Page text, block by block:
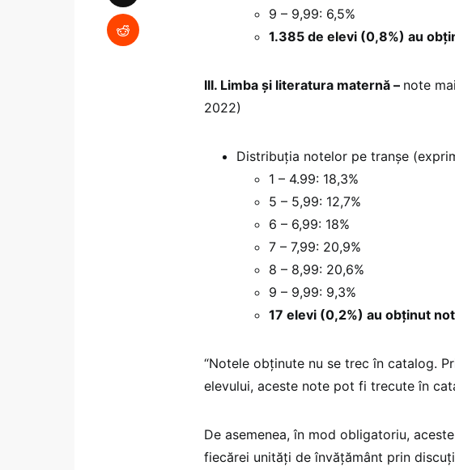
9 – 9,99: 6,5%
1.385 de elevi (0,8%) au
III. Limba și literatura maternă – note
2022)
Distribuția notelor pe tranșe
1 – 4.99: 18,3%
5 – 5,99: 12,7%
6 – 6,99: 18%
7 – 7,99: 20,9%
8 – 8,99: 20,6%
9 – 9,99: 9,3%
17 elevi (0,2%) au obținut
“Notele obținute nu se trec în catalog.
elevului, aceste note pot fi trecute în
De asemenea, în mod obligatoriu,
fiecărei unități de învățământ prin